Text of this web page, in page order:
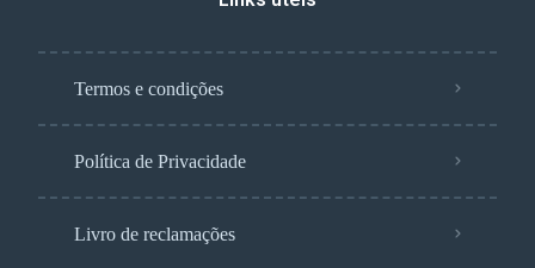
Termos e condições
Política de Privacidade
Livro de reclamações